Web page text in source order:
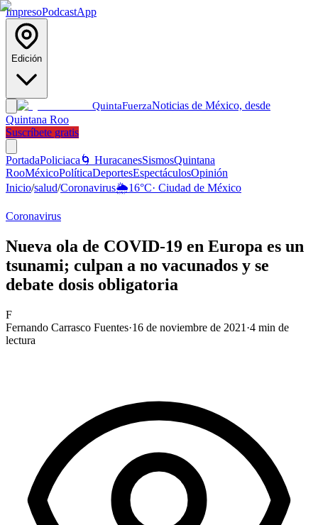
ImpresoPodcastApp
Edición
QuintaFuerzaNoticias de México, desde
Quintana Roo
Suscríbete gratis
PortadaPoliciaca 🌀 HuracanesSismosQuintana
RooMéxicoPolíticaDeportesEspectáculosOpinión
Inicio/salud/Coronavirus🌦️16°C· Ciudad de México
Coronavirus
Nueva ola de COVID-19 en Europa es un
tsunami; culpan a no vacunados y se
debate dosis obligatoria
F
Fernando Carrasco Fuentes·16 de noviembre de 2021 ·4 min de
lectura